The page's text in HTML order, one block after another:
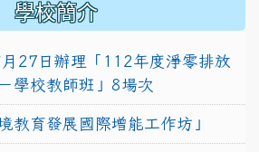
學校簡介
27日辦理「112年度淨零排放
學校教師班」8場次
教育發展國際增能工作坊」